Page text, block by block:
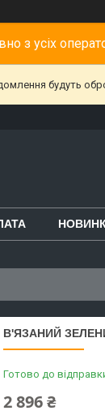
з усіх
будуть
В'ЯЗАНИЙ
Готово до
2 896 ₴